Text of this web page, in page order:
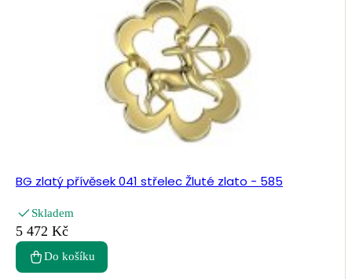
BG zlatý přívěsek 041 střelec Žluté zlato - 585
Skladem
5 472 Kč
Do košíku